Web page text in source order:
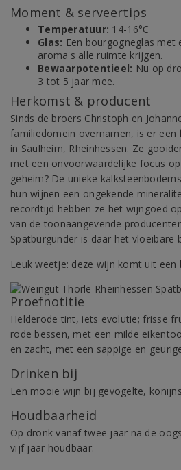
Moment & serveertips
Temperatuur: 14-16°C
Glas: Een bourgogneglas met
aroma's alle ruimte krijgen.
Bewaarpotentieel: Nu op
3 tot 5 jaar mee.
Herkomst & producent
Sinds de broers Christoph en
familiedomein overnamen, is er een
in Saulheim, Rheinhessen. Ze
met een onvoorwaardelijke focus
geheim? De unieke
hun wijnen een ongekende
recordtijd hebben ze het wijngoed
van de toonaangevende
Spätburgunder is daar het vloeibare
Leuk weetje: deze wijn komt uit
Proefnotitie
Helderode tint, iets evolutie; frisse
rode bessen, met een milde
en zacht, met een sappige en
Drinken bij
Een mooie wijn bij gevogelte,
Houdbaarheid
Op dronk vanaf twee jaar na de
vijf jaar houdbaar.